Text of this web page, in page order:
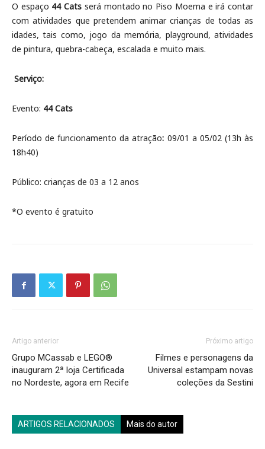
O espaço 44 Cats será montado no Piso Moema e irá contar
com atividades que pretendem animar crianças de todas as
idades, tais como, jogo da memória, playground, atividades
de pintura, quebra-cabeça, escalada e muito mais.
Serviço:
Evento: 44 Cats
Período de funcionamento da atração: 09/01 a 05/02 (13h às
18h40)
Público: crianças de 03 a 12 anos
*O evento é gratuito
Artigo anterior
Grupo MCassab e LEGO®
inauguram 2ª loja Certificada
no Nordeste, agora em Recife
Próximo artigo
Filmes e personagens da
Universal estampam novas
coleções da Sestini
ARTIGOS RELACIONADOS Mais do autor